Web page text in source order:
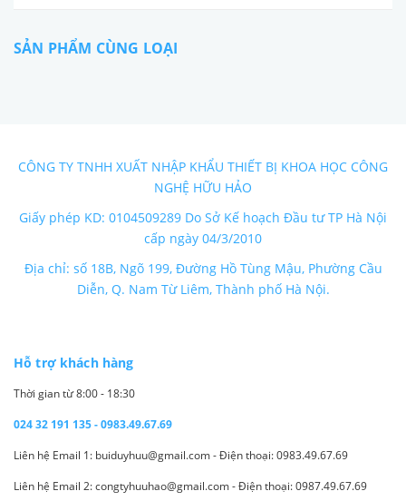
SẢN PHẨM CÙNG LOẠI
CÔNG TY TNHH XUẤT NHẬP KHẨU THIẾT BỊ KHOA HỌC CÔNG
NGHỆ HỮU HẢO
Giấy phép KD: 0104509289 Do Sở Kế hoạch Đầu tư TP Hà Nội
cấp ngày 04/3/2010
Địa chỉ: số 18B, Ngõ 199, Đường Hồ Tùng Mậu, Phường Cầu
Diễn, Q. Nam Từ Liêm, Thành phố Hà Nội.
Hỗ trợ khách hàng
Thời gian từ 8:00 - 18:30
024 32 191 135 - 0983.49.67.69
Liên hệ Email 1: buiduyhuu@gmail.com - Điện thoại: 0983.49.67.69
Liên hệ Email 2: congtyhuuhao@gmail.com - Điện thoại: 0987.49.67.69